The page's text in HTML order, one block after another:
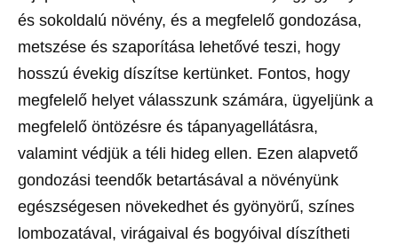
és sokoldalú növény, és a megfelelő gondozása,
metszése és szaporítása lehetővé teszi, hogy
hosszú évekig díszítse kertünket. Fontos, hogy
megfelelő helyet válasszunk számára, ügyeljünk a
megfelelő öntözésre és tápanyagellátásra,
valamint védjük a téli hideg ellen. Ezen alapvető
gondozási teendők betartásával a növényünk
egészségesen növekedhet és gyönyörű, színes
lombozatával, virágaival és bogyóival díszítheti